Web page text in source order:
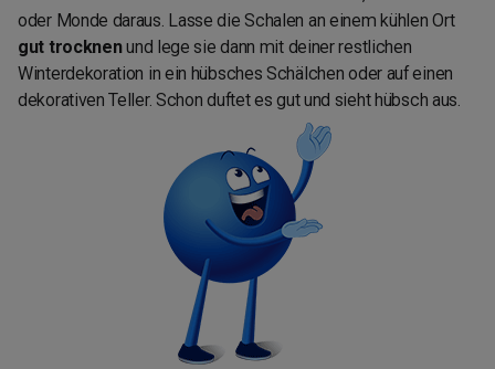
oder Monde daraus. Lasse die Schalen an einem kühlen Ort
gut trocknenund lege sie dann mit deiner restlichen
Winterdekoration in ein hübsches Schälchen oder auf einen
dekorativen Teller. Schon duftet es gut und sieht hübsch aus.